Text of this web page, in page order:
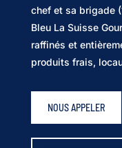
chef et sa brigade
Bleu La Suisse
raffinés et
produits frais,
NOUS APPELER